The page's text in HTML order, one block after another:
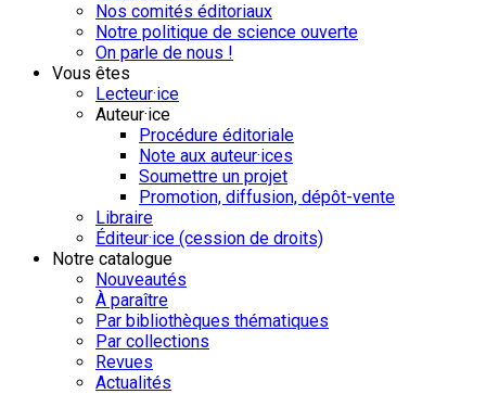
Nos comités éditoriaux
Notre politique de science ouverte
On parle de nous !
Vous êtes
Lecteur·ice
Auteur·ice
Procédure éditoriale
Note aux auteur·ices
Soumettre un projet
Promotion, diffusion, dépôt-vente
Libraire
Éditeur·ice (cession de droits)
Notre catalogue
Nouveautés
À paraître
Par bibliothèques thématiques
Par collections
Revues
Actualités